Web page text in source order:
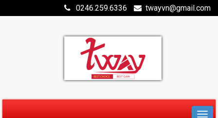
0246.259.6336 twayvn@gmail.com